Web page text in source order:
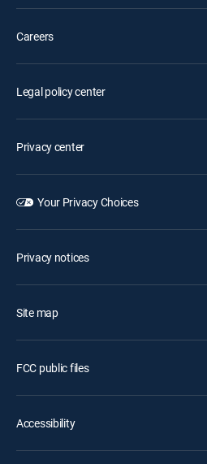
Careers
Legal policy center
Privacy center
Your Privacy Choices
Privacy notices
Site map
FCC public files
Accessibility